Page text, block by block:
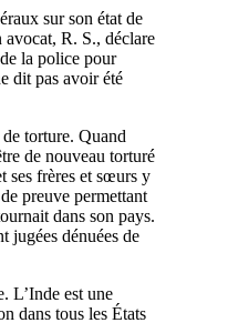
sur son état de
avocat, R. S., déclare
la police pour
dit pas avoir été
torture. Quand
de nouveau torturé
ses frères et sœurs y
preuve permettant
dans son pays.
jugées dénuées de
L’Inde est une
dans tous les États